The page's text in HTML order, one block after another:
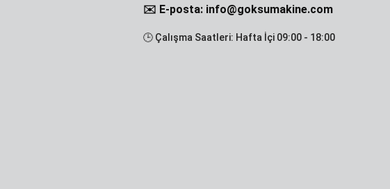
✉️ E-posta: info@goksumakine.com
🕒 Çalışma Saatleri: Hafta İçi 09:00 - 18:00